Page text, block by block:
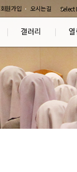
회원가입 오시는길
갤러리